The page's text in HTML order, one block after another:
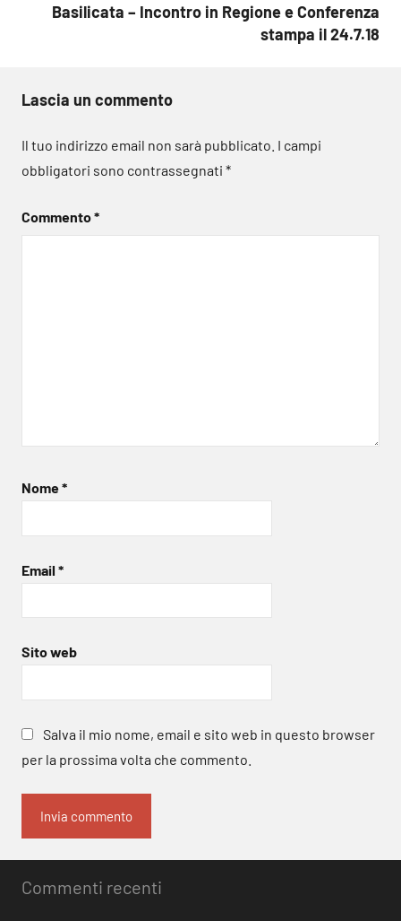
Basilicata – Incontro in Regione e Conferenza
stampa il 24.7.18
Lascia un commento
Il tuo indirizzo email non sarà pubblicato. I campi
obbligatori sono contrassegnati *
Commento*
Nome*
Email *
Sito web
Salva il mio nome, email e sito web in questo browser
per la prossima volta che commento.
Commenti recenti